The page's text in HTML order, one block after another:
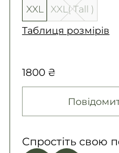
XXL
XXL( Tall )
Таблиця розмірів
1800 ₴
Спростіть свою